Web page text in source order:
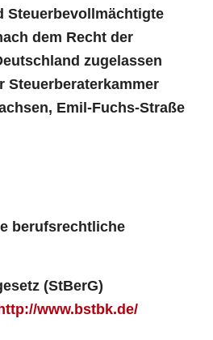
Steuerbevollmächtigte
dem Recht der
zugelassen
Steuerberaterkammer
Emil-Fuchs-Straße
berufsrechtliche
(StBerG)
http://www.bstbk.de/